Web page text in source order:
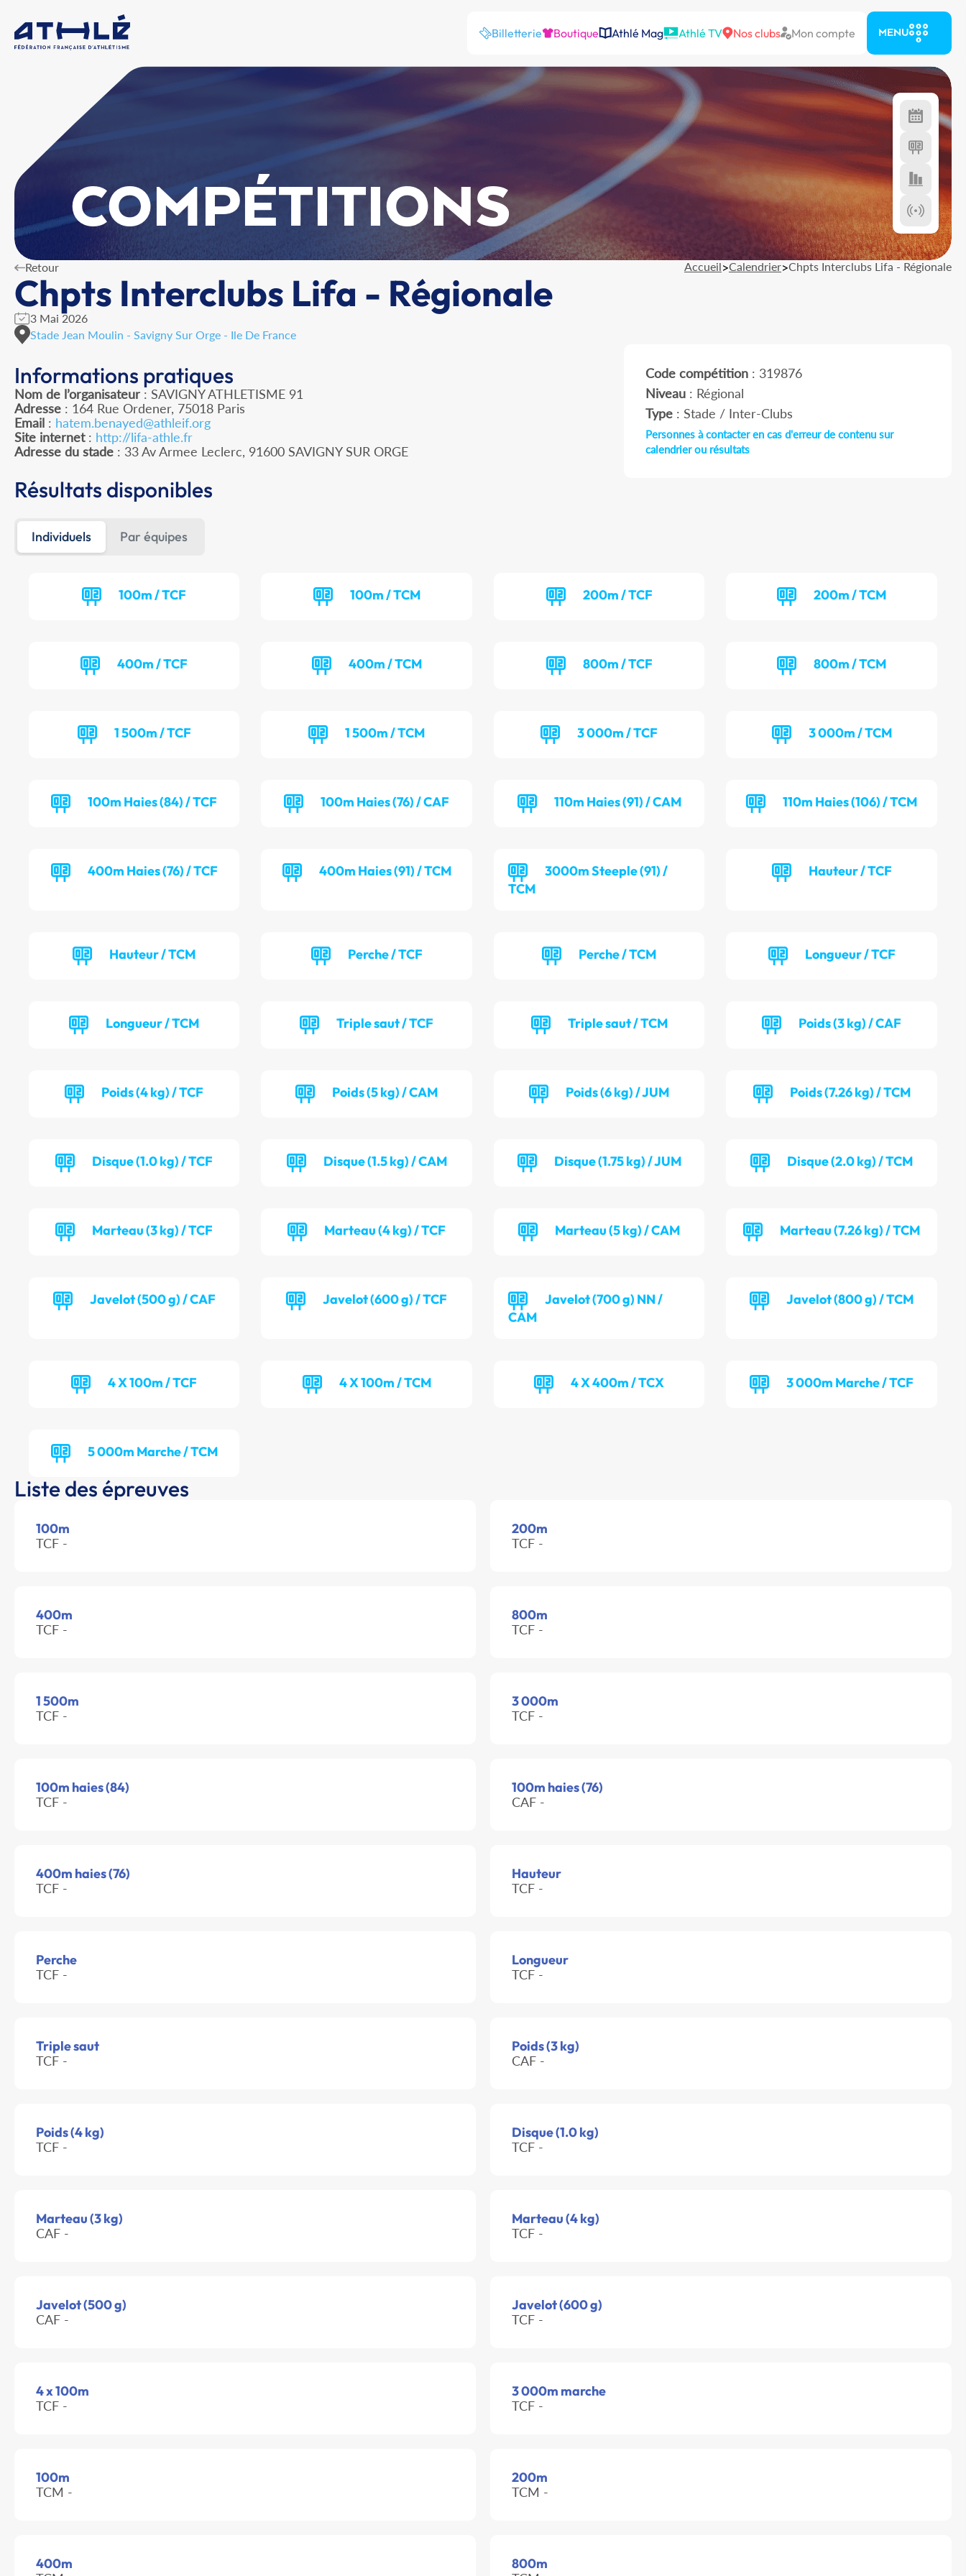
Billetterie Boutique Athlé Mag Athlé TV Nos clubs Mon compte MENU
COMPÉTITIONS
Retour Accueil>Calendrier>Chpts Interclubs Lifa - Régionale
Chpts Interclubs Lifa - Régionale
3 Mai 2026
Stade Jean Moulin - Savigny Sur Orge - Ile De France
Informations pratiques
Nom de l’organisateur : SAVIGNY ATHLETISME 91
Adresse : 164 Rue Ordener, 75018 Paris
Email : hatem.benayed@athleif.org
Site internet: http://lifa-athle.fr
Adresse du stade : 33 Av Armee Leclerc, 91600 SAVIGNY SUR ORGE
Code compétition: 319876
Niveau: Régional
Type: Stade / Inter-Clubs
Personnes à contacter en cas d'erreur de contenu sur
calendrier ou résultats
Résultats disponibles
Individuels Par équipes
100m / TCF 100m / TCM 200m / TCF 200m / TCM
400m / TCF 400m / TCM 800m / TCF 800m / TCM
1 500m / TCF 1 500m / TCM 3 000m / TCF 3 000m / TCM
100m Haies (84) / TCF 100m Haies (76) / CAF 110m Haies (91) / CAM 110m Haies (106) / TCM
400m Haies (76) / TCF 400m Haies (91) / TCM
3000m Steeple (91) /
TCM
Hauteur / TCF
Hauteur / TCM Perche / TCF Perche / TCM Longueur / TCF
Longueur / TCM Triple saut / TCF Triple saut / TCM Poids (3 kg) / CAF
Poids (4 kg) / TCF Poids (5 kg) / CAM Poids (6 kg) / JUM Poids (7.26 kg) / TCM
Disque (1.0 kg) / TCF Disque (1.5 kg) / CAM Disque (1.75 kg) / JUM Disque (2.0 kg) / TCM
Marteau (3 kg) / TCF Marteau (4 kg) / TCF Marteau (5 kg) / CAM Marteau (7.26 kg) / TCM
Javelot (500 g) / CAF Javelot (600 g) / TCF
Javelot (700 g) NN /
CAM
Javelot (800 g) / TCM
4 X 100m / TCF 4 X 100m / TCM 4 X 400m / TCX 3 000m Marche / TCF
5 000m Marche / TCM
Liste des épreuves
100m
TCF -
200m
TCF -
400m
TCF -
800m
TCF -
1 500m
TCF -
3 000m
TCF -
100m haies (84)
TCF -
100m haies (76)
CAF -
400m haies (76)
TCF -
Hauteur
TCF -
Perche
TCF -
Longueur
TCF -
Triple saut
TCF -
Poids (3 kg)
CAF -
Poids (4 kg)
TCF -
Disque (1.0 kg)
TCF -
Marteau (3 kg)
CAF -
Marteau (4 kg)
TCF -
Javelot (500 g)
CAF -
Javelot (600 g)
TCF -
4 x 100m
TCF -
3 000m marche
TCF -
100m
TCM -
200m
TCM -
400m 800m